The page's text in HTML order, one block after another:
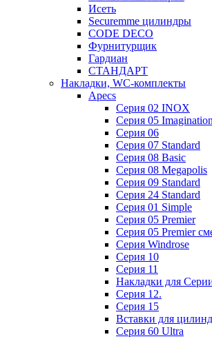
Исеть
Securemme цилиндры
CODE DECO
Фурнитурщик
Гардиан
СТАНДАРТ
Накладки, WC-комплекты
Apecs
Cерия 02 INOX
Cерия 05 Imagination
Cерия 06
Cерия 07 Standard
Cерия 08 Basic
Cерия 08 Megapolis
Cерия 09 Standard
Cерия 24 Standard
Серия 01 Simple
Серия 05 Premier
Серия 05 Premier
Cерия Windrose
Серия 10
Серия 11
Накладки для
Серия 12.
Серия 15
Вставки для
Серия 60 Ultra